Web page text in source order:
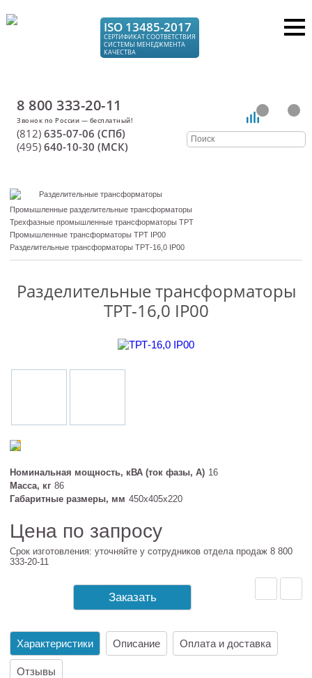
ISO 13485-2017
СЕРТИФИКАТ СООТВЕТСТВИЯ
СИСТЕМЫ МЕНЕДЖМЕНТА
КАЧЕСТВА
8 800 333-20-11
(812) 635-07-06 (СПб)
(495) 640-10-30 (МСК)
Разделительные трансформаторы
Промышленные разделительные трансформаторы
Трехфазные промышленные трансформаторы ТРТ
Промышленные трансформаторы ТРТ IP00
Разделительные трансформаторы ТРТ-16,0 IP00
Разделительные трансформаторы
ТРТ-16,0 IP00
Номинальная мощность, кВА (ток фазы, А) 16
Масса, кг 86
Габаритные размеры, мм 450х405х220
Цена по запросу
Срок изготовления: уточняйте у сотрудников отдела продаж 8 800
333-20-11
Заказать
Характеристики Описание Оплата и доставка
Отзывы